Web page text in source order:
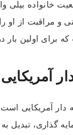
مراقبت از او
آمریکایی
دار آمریکایی
گذاری،